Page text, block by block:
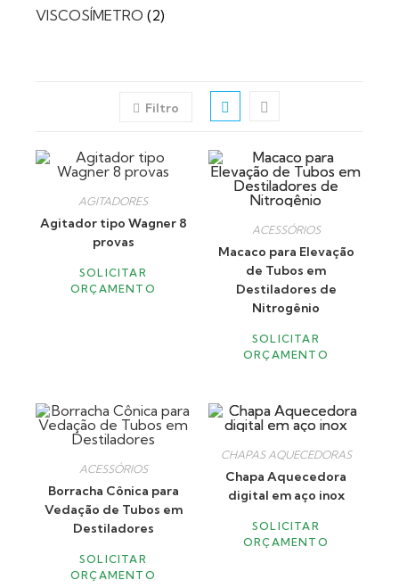
VISCOSÍMETRO 2
Filtro
AGITADORES
Agitador tipo Wagner 8
provas
SOLICITAR
ORÇAMENTO
ACESSÓRIOS
Macaco para Elevação
de Tubos em
Destiladores de
Nitrogênio
SOLICITAR
ORÇAMENTO
ACESSÓRIOS
Borracha Cônica para
Vedação de Tubos em
Destiladores
SOLICITAR
ORÇAMENTO
CHAPAS AQUECEDORAS
Chapa Aquecedora
digital em aço inox
SOLICITAR
ORÇAMENTO